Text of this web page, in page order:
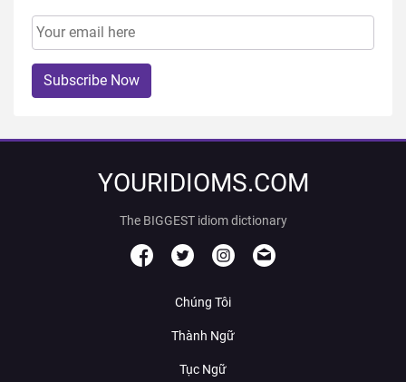
Subscribe Now
YOURIDIOMS.COM
The BIGGEST idiom dictionary
Chúng Tôi
Thành Ngữ
Tục Ngữ